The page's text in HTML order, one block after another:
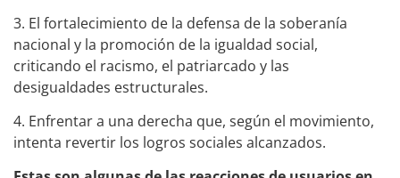
3. El fortalecimiento de la defensa de la soberanía
nacional y la promoción de la igualdad social,
criticando el racismo, el patriarcado y las
desigualdades estructurales.
4. Enfrentar a una derecha que, según el movimiento,
intenta revertir los logros sociales alcanzados.